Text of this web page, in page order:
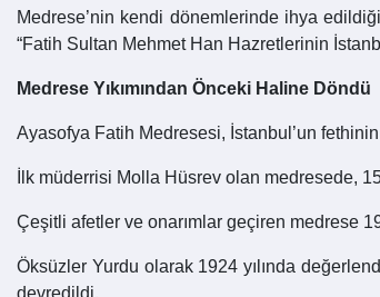
Medrese’nin kendi dönemlerinde ihya
“Fatih Sultan Mehmet Han Hazretlerinin
Medrese Yıkımından Önceki Haline Döndü
Ayasofya Fatih Medresesi, İstanbul’un
İlk müderrisi Molla Hüsrev olan medresede,
Çeşitli afetler ve onarımlar geçiren medrese
Öksüzler Yurdu olarak 1924 yılında